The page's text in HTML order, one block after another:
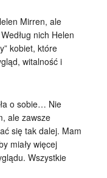
Mirren, ale
nich Helen
kobiet, które
witalność i
o sobie… Nie
ale zawsze
się tak dalej. Mam
miały więcej
Wszystkie